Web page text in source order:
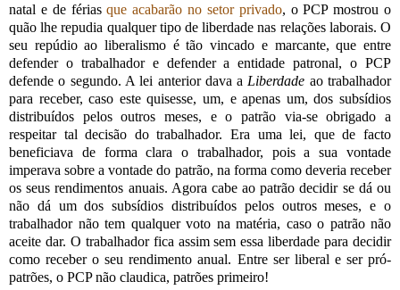
natal e de fériasque acabarão no setor privado, o PCP mostrou o
quão lhe repudia qualquer tipo de liberdade nas relações laborais. O
seu repúdio ao liberalismo é tão vincado e marcante, que entre
defender o trabalhador e defender a entidade patronal, o PCP
defende o segundo. A lei anterior dava a Liberdade ao trabalhador
para receber, caso este quisesse, um, e apenas um, dos subsídios
distribuídos pelos outros meses, e o patrão via-se obrigado a
respeitar tal decisão do trabalhador. Era uma lei, que de facto
beneficiava de forma clara o trabalhador, pois a sua vontade
imperava sobre a vontade do patrão, na forma como deveria receber
os seus rendimentos anuais. Agora cabe ao patrão decidir se dá ou
não dá um dos subsídios distribuídos pelos outros meses, e o
trabalhador não tem qualquer voto na matéria, caso o patrão não
aceite dar. O trabalhador fica assim sem essa liberdade para decidir
como receber o seu rendimento anual. Entre ser liberal e ser pró-
patrões, o PCP não claudica, patrões primeiro!